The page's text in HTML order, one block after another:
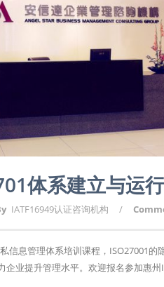
体系建立与运
IATF16949认证咨询机构 /
信息管理体系培训课程，ISO27001
企业提升管理水平。欢迎报名参加惠